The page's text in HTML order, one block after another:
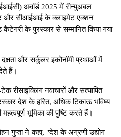
अवॉर्ड 2025 में रीन्युअबल
और सीआईआई के क्लाइमेट एक्शन
कैटेगरी के पुरस्कार से सम्मानित किया गया
और सर्कुलर इकोनॉमी प्रथाओं में
हैं।
रीसाइक्लिंग नवाचारों और सत्यापित
देश के हरित, अधिक टिकाऊ भविष्य
भूमिका की पुष्टि करते हैं।
गुप्ता ने कहा, "देश के अग्रणी उद्योग